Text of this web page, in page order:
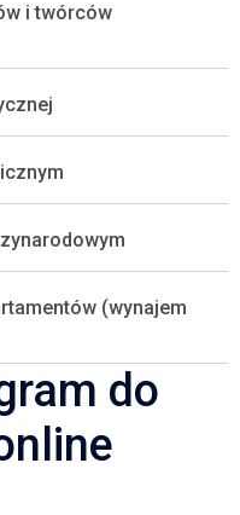
i twórców
(wynajem
do